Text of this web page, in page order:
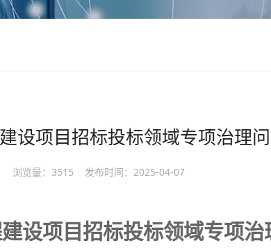
设项目招标投标领域专项治理
浏览量： 3515 发布时间： 2025-04-07
设项目招标投标领域专项